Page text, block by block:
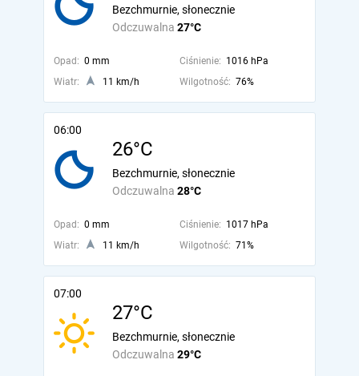
Odczuwalna 27°C
Bezchmurnie, słonecznie
Opad: 0 mm Ciśnienie: 1016 hPa
Wiatr:
11 km/h Wilgotność: 76%
06:00
26°C
Odczuwalna 28°C
Bezchmurnie, słonecznie
Opad: 0 mm Ciśnienie: 1017 hPa
Wiatr:
11 km/h Wilgotność: 71%
07:00
27°C
Odczuwalna 29°C
Bezchmurnie, słonecznie